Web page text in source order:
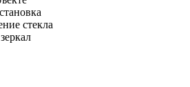
стекла